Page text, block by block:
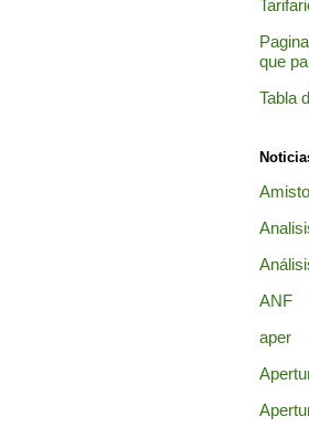
que
Tabla
ANF
aper